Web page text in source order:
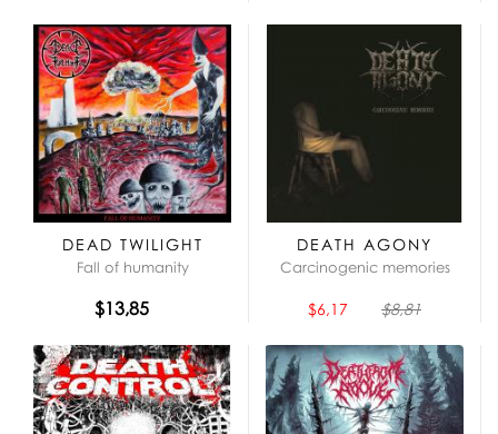
DEAD TWILIGHT
Fall of humanity
$13,85
DEATH AGONY
Carcinogenic memories
$6,17 $8,81